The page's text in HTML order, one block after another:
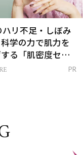
リ不足・しぼみ
学の力で肌力を
る「肌密度セラ
PR